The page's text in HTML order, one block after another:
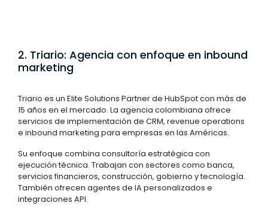
2. Triario: Agencia con enfoque en inbound
marketing
Triario es un Elite Solutions Partner de HubSpot con más de
15 años en el mercado. La agencia colombiana ofrece
servicios de implementación de CRM, revenue operations
e inbound marketing para empresas en las Américas.
Su enfoque combina consultoría estratégica con
ejecución técnica. Trabajan con sectores como banca,
servicios financieros, construcción, gobierno y tecnología.
También ofrecen agentes de IA personalizados e
integraciones API.